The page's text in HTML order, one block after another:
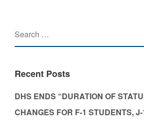
Recent Posts
DHS ENDS “DURATION OF
CHANGES FOR F-1 STUDENTS,